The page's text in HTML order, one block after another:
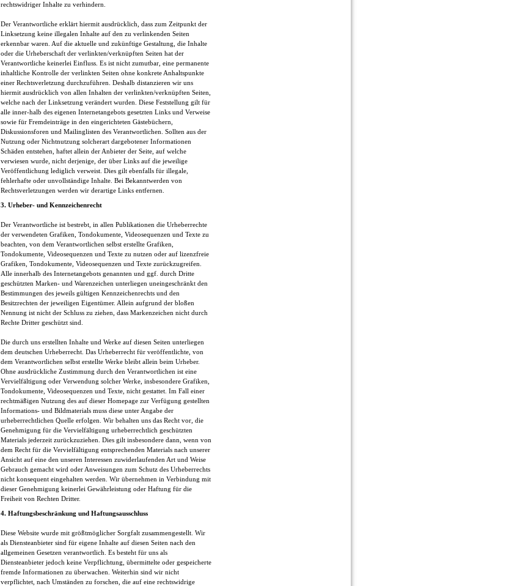
rechtswidriger Inhalte zu verhindern.
Der Verantwortliche erklärt hiermit ausdrücklich, dass zum Zeitpunkt der
Linksetzung keine illegalen Inhalte auf den zu verlinkenden Seiten
erkennbar waren. Auf die aktuelle und zukünftige Gestaltung, die Inhalte
oder die Urheberschaft der verlinkten/verknüpften Seiten hat der
Verantwortliche keinerlei Einfluss. Es ist nicht zumutbar, eine permanente
inhaltliche Kontrolle der verlinkten Seiten ohne konkrete Anhaltspunkte
einer Rechtsverletzung durchzuführen. Deshalb distanzieren wir uns
hiermit ausdrücklich von allen Inhalten der verlinkten/verknüpften Seiten,
welche nach der Linksetzung verändert wurden. Diese Feststellung gilt für
alle inner-halb des eigenen Internetangebots gesetzten Links und Verweise
sowie für Fremdeinträge in den eingerichteten Gästebüchern,
Diskussionsforen und Mailinglisten des Verantwortlichen. Sollten aus der
Nutzung oder Nichtnutzung solcherart dargebotener Informationen
Schäden entstehen, haftet allein der Anbieter der Seite, auf welche
verwiesen wurde, nicht derjenige, der über Links auf die jeweilige
Veröffentlichung lediglich verweist. Dies gilt ebenfalls für illegale,
fehlerhafte oder unvollständige Inhalte. Bei Bekanntwerden von
Rechtsverletzungen werden wir derartige Links entfernen.
3. Urheber- und Kennzeichenrecht
Der Verantwortliche ist bestrebt, in allen Publikationen die Urheberrechte
der verwendeten Grafiken, Tondokumente, Videosequenzen und Texte zu
beachten, von dem Verantwortlichen selbst erstellte Grafiken,
Tondokumente, Videosequenzen und Texte zu nutzen oder auf lizenzfreie
Grafiken, Tondokumente, Videosequenzen und Texte zurückzugreifen.
Alle innerhalb des Internetangebots genannten und ggf. durch Dritte
geschützten Marken- und Warenzeichen unterliegen uneingeschränkt den
Bestimmungen des jeweils gültigen Kennzeichenrechts und den
Besitzrechten der jeweiligen Eigentümer. Allein aufgrund der bloßen
Nennung ist nicht der Schluss zu ziehen, dass Markenzeichen nicht durch
Rechte Dritter geschützt sind.
Die durch uns erstellten Inhalte und Werke auf diesen Seiten unterliegen
dem deutschen Urheberrecht. Das Urheberrecht für veröffentlichte, von
dem Verantwortlichen selbst erstellte Werke bleibt allein beim Urheber.
Ohne ausdrückliche Zustimmung durch den Verantwortlichen ist eine
Vervielfältigung oder Verwendung solcher Werke, insbesondere Grafiken,
Tondokumente, Videosequenzen und Texte, nicht gestattet. Im Fall einer
rechtmäßigen Nutzung des auf dieser Homepage zur Verfügung gestellten
Informations- und Bildmaterials muss diese unter Angabe der
urheberrechtlichen Quelle erfolgen. Wir behalten uns das Recht vor, die
Genehmigung für die Vervielfältigung urheberrechtlich geschützten
Materials jederzeit zurückzuziehen. Dies gilt insbesondere dann, wenn von
dem Recht für die Vervielfältigung entsprechenden Materials nach unserer
Ansicht auf eine den unseren Interessen zuwiderlaufenden Art und Weise
Gebrauch gemacht wird oder Anweisungen zum Schutz des Urheberrechts
nicht konsequent eingehalten werden. Wir übernehmen in Verbindung mit
dieser Genehmigung keinerlei Gewährleistung oder Haftung für die
Freiheit von Rechten Dritter.
4. Haftungsbeschränkung und Haftungsausschluss
Diese Website wurde mit größtmöglicher Sorgfalt zusammengestellt. Wir
als Diensteanbieter sind für eigene Inhalte auf diesen Seiten nach den
allgemeinen Gesetzen verantwortlich. Es besteht für uns als
Diensteanbieter jedoch keine Verpflichtung, übermittelte oder gespeicherte
fremde Informationen zu überwachen. Weiterhin sind wir nicht
verpflichtet, nach Umständen zu forschen, die auf eine rechtswidrige